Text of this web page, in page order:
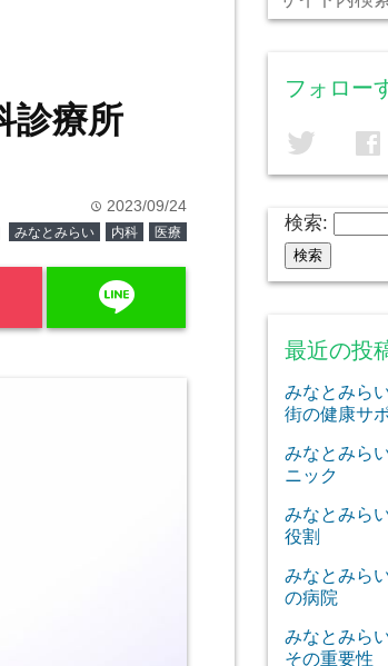
診療所
time 2023/09/24
みなとみらい 内科 医療
line
フォロー
twitter facebook
検索:
最近の投
みなとみら
街の健康サ
みなとみら
ニック
みなとみら
役割
みなとみら
の病院
みなとみら
その重要性